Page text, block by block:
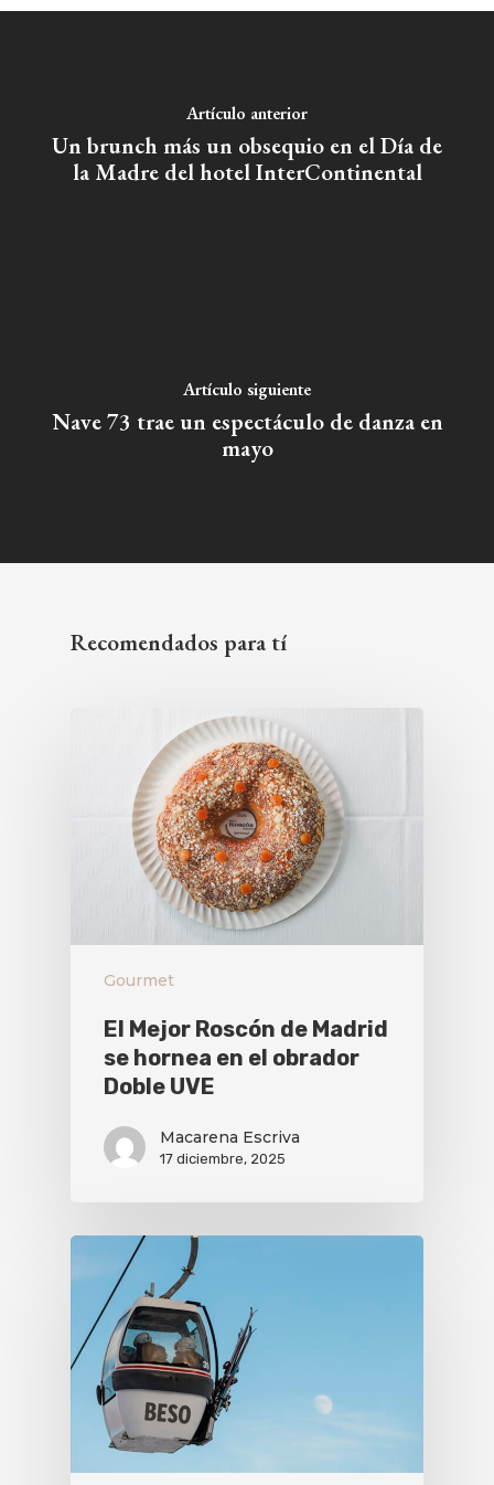
Artículo anterior
Un brunch más un obsequio en el Día de
la Madre del hotel InterContinental
Artículo siguiente
Nave 73 trae un espectáculo de danza en
mayo
Recomendados para tí
Gourmet
El Mejor Roscón de Madrid
se hornea en el obrador
Doble UVE
Macarena Escriva
17 diciembre, 2025